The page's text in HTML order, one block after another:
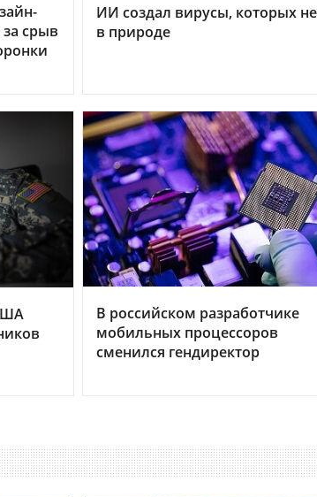
срыв
ИИ создал вирусы, которых
в природе
В российском разработчике
мобильных процессоров
сменился гендиректор